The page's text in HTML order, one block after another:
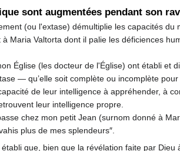
sont augmentées pendant son
(ou l'extase) démultiplie les capacités
Maria Valtorta dont il palie les déficiences
Église (les docteur de l'Église) ont établi et
— qu’elle soit complète ou incomplète
de leur intelligence à appréhender, à
leur intelligence propre.
chez mon petit Jean (surnom donné à
plus de mes splendeurs″.
que, bien que la révélation faite par